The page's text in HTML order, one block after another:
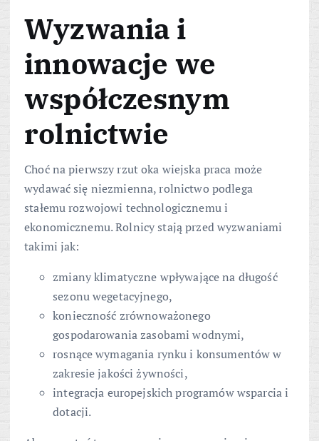
Wyzwania i
innowacje we
współczesnym
rolnictwie
Choć na pierwszy rzut oka wiejska praca może
wydawać się niezmienna, rolnictwo podlega
stałemu rozwojowi technologicznemu i
ekonomicznemu. Rolnicy stają przed wyzwaniami
takimi jak:
zmiany klimatyczne wpływające na długość
sezonu wegetacyjnego,
konieczność zrównoważonego
gospodarowania zasobami wodnymi,
rosnące wymagania rynku i konsumentów w
zakresie jakości żywności,
integracja europejskich programów wsparcia i
dotacji.